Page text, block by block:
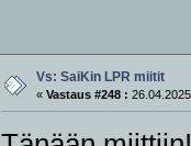
Vs: SaiKin LPR miitit
« Vastaus #248 :